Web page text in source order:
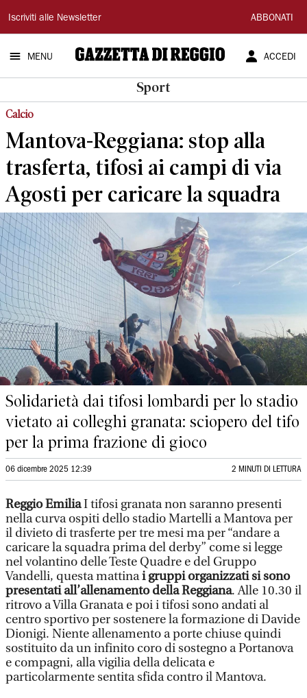
Gazzetta
di
Reggio
Iscriviti alle Newsletter ABBONATI
MENU ACCEDI
Sport
Calcio
Mantova-Reggiana: stop alla
trasferta, tifosi ai campi di via
Agosti per caricare la squadra
Solidarietà dai tifosi lombardi per lo stadio
vietato ai colleghi granata: sciopero del tifo
per la prima frazione di gioco
06 dicembre 2025 12:39 2 MINUTI DI LETTURA
Reggio EmiliaI tifosi granata non saranno presenti
nella curva ospiti dello stadio Martelli a Mantova per
il divieto di trasferte per tre mesi ma per “andare a
caricare la squadra prima del derby” come si legge
nel volantino delle Teste Quadre e del Gruppo
Vandelli, questa mattinai gruppi organizzati si sono
presentati all’allenamento della Reggiana. Alle 10.30 il
ritrovo a Villa Granata e poi i tifosi sono andati al
centro sportivo per sostenere la formazione di Davide
Dionigi. Niente allenamento a porte chiuse quindi
sostituito da un infinito coro di sostegno a Portanova
e compagni, alla vigilia della delicata e
particolarmente sentita sfida contro il Mantova.